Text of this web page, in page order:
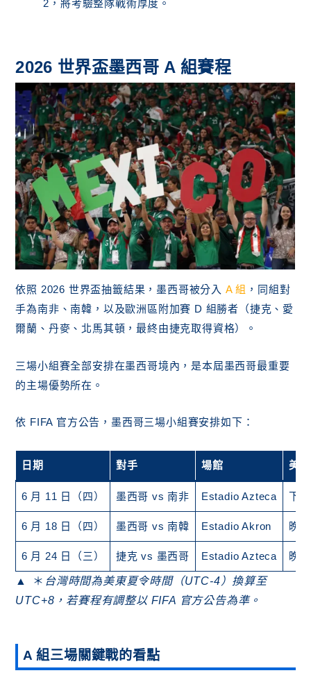
2，將考驗整隊戰術厚度。
2026 世界盃墨西哥 A 組賽程
依照 2026 世界盃抽籤結果，墨西哥被分入 A 組 ，同組對
手為南非、南韓，以及歐洲區附加賽 D 組勝者（捷克、愛
爾蘭、丹麥、北馬其頓，最終由捷克取得資格）。
三場小組賽全部安排在墨西哥境內，是本屆墨西哥最重要
的主場優勢所在。
依 FIFA 官方公告，墨西哥三場小組賽安排如下：
日期 對手 場館 美
6 月 11 日（四） 墨西哥 vs 南非 Estadio Azteca 下
6 月 18 日（四） 墨西哥 vs 南韓 Estadio Akron 晚
6 月 24 日（三） 捷克 vs 墨西哥 Estadio Azteca 晚
＊ 台灣時間為美東夏令時間（UTC-4）換算至
UTC+8，若賽程有調整以 FIFA 官方公告為準。
A 組三場關鍵戰的看點